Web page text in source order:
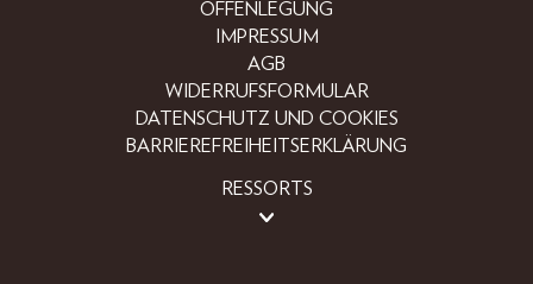
OFFENLEGUNG
IMPRESSUM
AGB
WIDERRUFSFORMULAR
DATENSCHUTZ UND COOKIES
BARRIEREFREIHEITSERKLÄRUNG
RESSORTS